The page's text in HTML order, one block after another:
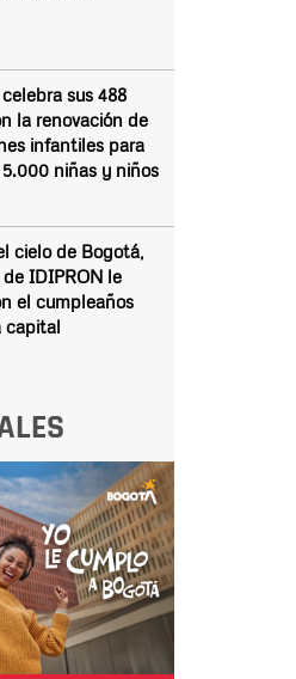
sus 488
la renovación de
infantiles para
niñas y niños
cielo de Bogotá,
de IDIPRON le
el cumpleaños
capital